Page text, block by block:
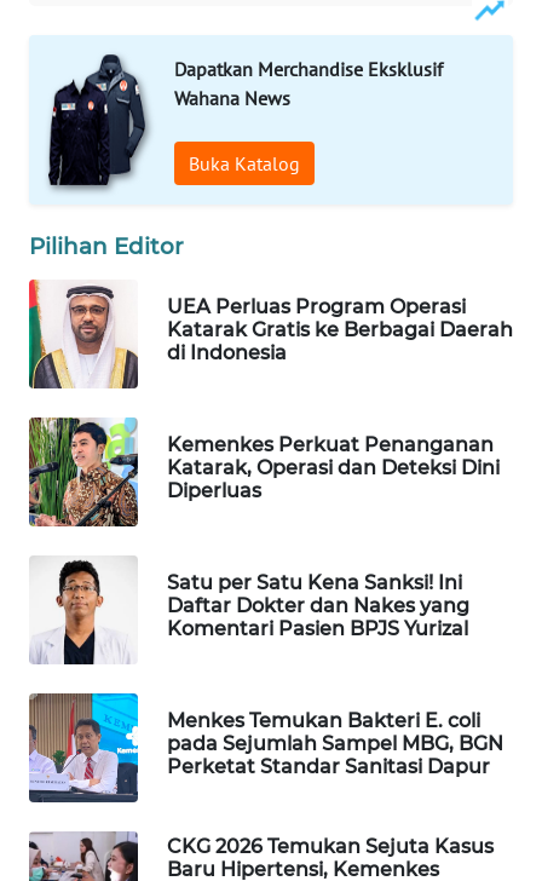
Dapatkan Merchandise Eksklusif
Wahana News
Buka Katalog
Pilihan Editor
UEA Perluas Program Operasi
Katarak Gratis ke Berbagai Daerah
di Indonesia
Kemenkes Perkuat Penanganan
Katarak, Operasi dan Deteksi Dini
Diperluas
Satu per Satu Kena Sanksi! Ini
Daftar Dokter dan Nakes yang
Komentari Pasien BPJS Yurizal
Menkes Temukan Bakteri E. coli
pada Sejumlah Sampel MBG, BGN
Perketat Standar Sanitasi Dapur
CKG 2026 Temukan Sejuta Kasus
Baru Hipertensi, Kemenkes
SELEB
WAHANA
PERSONA
WAHANA
OTOMOTIF
HEALTH
WAHANA
DESA
WISATA
LAPAK
WAHANA
Wahana
Network
KONSUMEN
MASYARAKAT
KELISTRIKAN
WALINKI
ID